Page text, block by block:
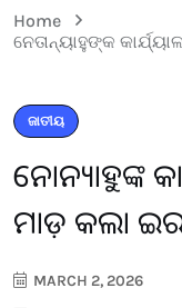
Home
ନେତାନ୍ୟାହୁଙ୍କ
ଜାତୀୟ
ମାଡ଼ କଲା
MARCH 2, 2026